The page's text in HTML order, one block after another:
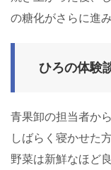
の糖化がさらに進
ひろの体験
青果卸の担当者か
しばらく寝かせた
野菜は新鮮なほど